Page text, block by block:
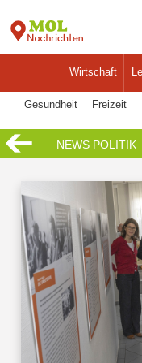
Wirtschaft
Gesundheit Freizeit
NEWS POLITIK